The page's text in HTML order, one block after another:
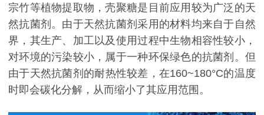
宗竹等植物提取物，壳聚糖是目前应用较为广泛的天
然抗菌剂。由于天然抗菌剂采用的材料均来自于自然
界，其生产、加工以及使用过程中生物相容性较小，
对环境的污染较小，属于一种环保绿色的抗菌剂。但
由于天然抗菌剂的耐热性较差，在160~180°C的温度
时即会碳化分解，从而缩小了其应用范围。